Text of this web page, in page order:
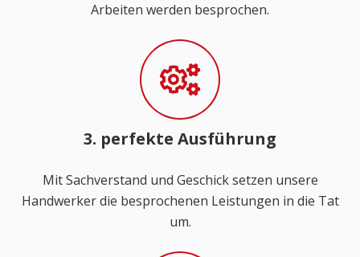
Arbeiten werden besprochen.
3. perfekte Ausführung
Mit Sachverstand und Geschick setzen unsere
Handwerker die besprochenen Leistungen in die Tat
um.